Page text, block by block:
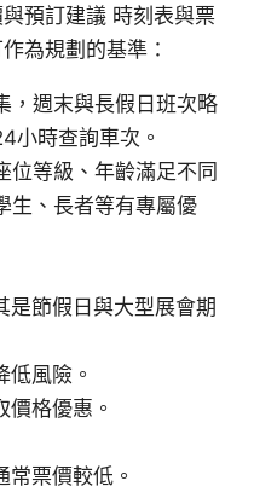
預訂建議 時刻表與票
為規劃的基準：
，週末與長假日班次略
小時查詢車次。
位等級、年齡滿足不同
生、長者等有專屬優
是節假日與大型展會期
風險。
格優惠。
票價較低。